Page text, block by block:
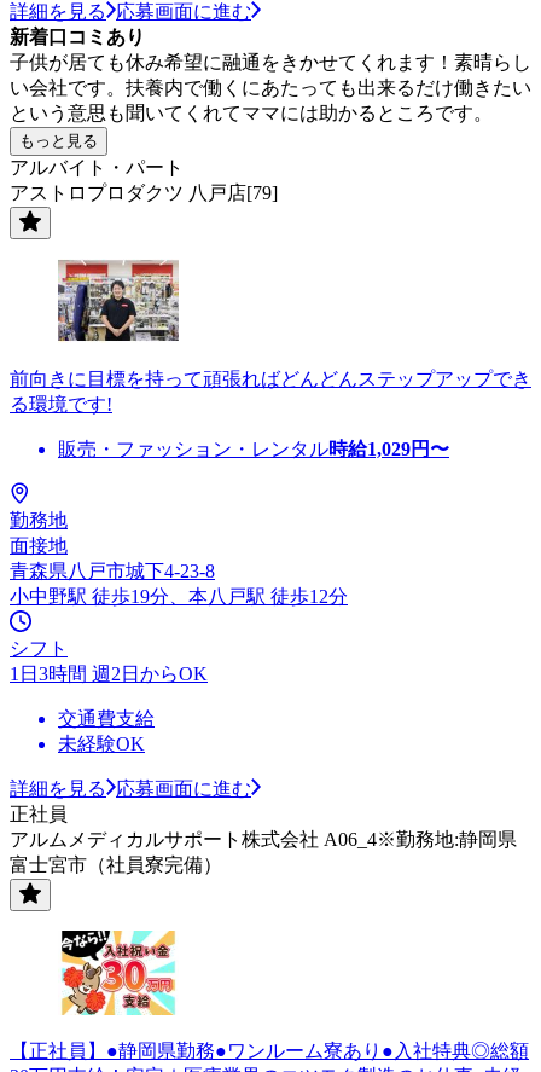
詳細を見る
応募画面に進む
新着口コミあり
子供が居ても休み希望に融通をきかせてくれます！素晴らし
い会社です。扶養内で働くにあたっても出来るだけ働きたい
という意思も聞いてくれてママには助かるところです。
もっと見る
アルバイト・パート
アストロプロダクツ 八戸店[79]
前向きに目標を持って頑張ればどんどんステップアップでき
る環境です!
販売・ファッション・レンタル時給1,029円〜
勤務地
面接地
青森県八戸市城下4-23-8
小中野駅 徒歩19分、本八戸駅 徒歩12分
シフト
1日3時間 週2日からOK
交通費支給
未経験OK
詳細を見る
応募画面に進む
正社員
アルムメディカルサポート株式会社 A06_4※勤務地:静岡県
富士宮市（社員寮完備）
【正社員】●静岡県勤務●ワンルーム寮あり●入社特典◎総額